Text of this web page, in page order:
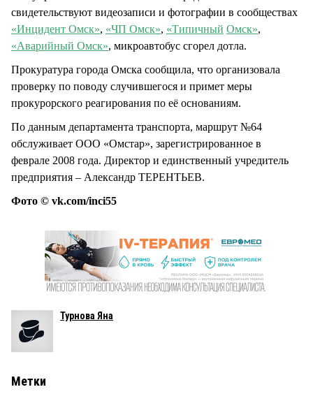
свидетельствуют видеозаписи и фотографии в сообществах
«Инцидент Омск», «ЧП Омск», «Типичный Омск»,
«Аварийный Омск», микроавтобус сгорел дотла.
Прокуратура города Омска сообщила, что организовала
проверку по поводу случившегося и примет меры
прокурорского реагирования по её основаниям.
По данным департамента транспорта, маршрут №64
обслуживает ООО «Омстар», зарегистрированное в
феврале 2008 года. Директор и единственный учредитель
предприятия – Александр ТЕРЕНТЬЕВ.
Фото © vk.com/inci55
Турнова Яна
Метки